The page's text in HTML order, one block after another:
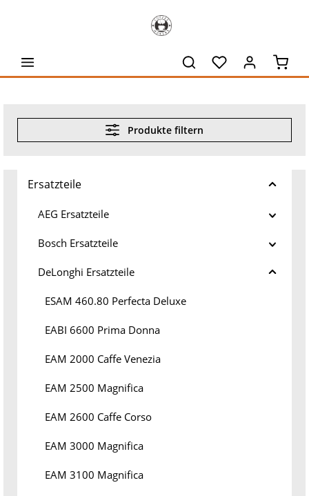
Produkte filtern
Ersatzteile
AEG Ersatzteile
Bosch Ersatzteile
DeLonghi Ersatzteile
ESAM 460.80 Perfecta Deluxe
EABI 6600 Prima Donna
EAM 2000 Caffe Venezia
EAM 2500 Magnifica
EAM 2600 Caffe Corso
EAM 3000 Magnifica
EAM 3100 Magnifica